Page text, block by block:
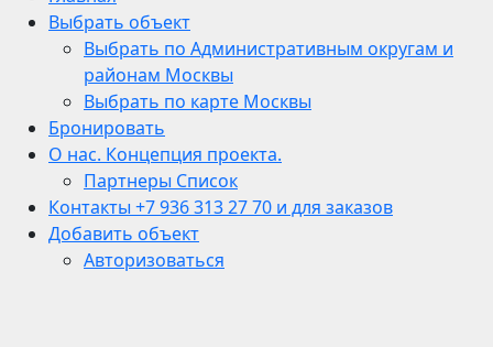
Выбрать объект
Выбрать по Административным округам и
районам Москвы
Выбрать по карте Москвы
Бронировать
О нас. Концепция проекта.
Партнеры Список
Контакты +7 936 313 27 70 и для заказов
Добавить объект
Авторизоваться